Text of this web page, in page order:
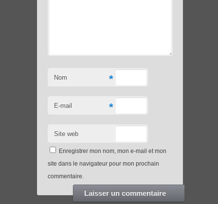
Nom *
E-mail *
Site web
Enregistrer mon nom, mon e-mail et mon
site dans le navigateur pour mon prochain
commentaire.